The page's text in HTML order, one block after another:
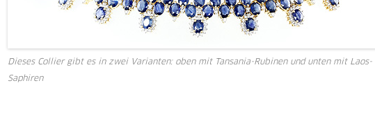
Dieses Collier gibt es in zwei Varianten: oben mit Tansania-Rubinen und unten mit Laos-
Saphiren